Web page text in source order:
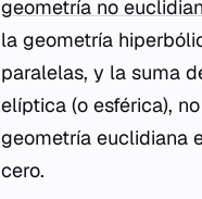
geometría no
la geometría
paralelas, y la suma
elíptica (o esférica),
geometría euclidiana
cero.